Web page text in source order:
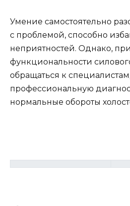
Умение самостоятельно
с проблемой, способно
неприятностей. Однако,
функциональности
обращаться к
профессиональную
нормальные обороты